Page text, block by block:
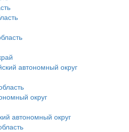
автономный округ
округ
автономный округ